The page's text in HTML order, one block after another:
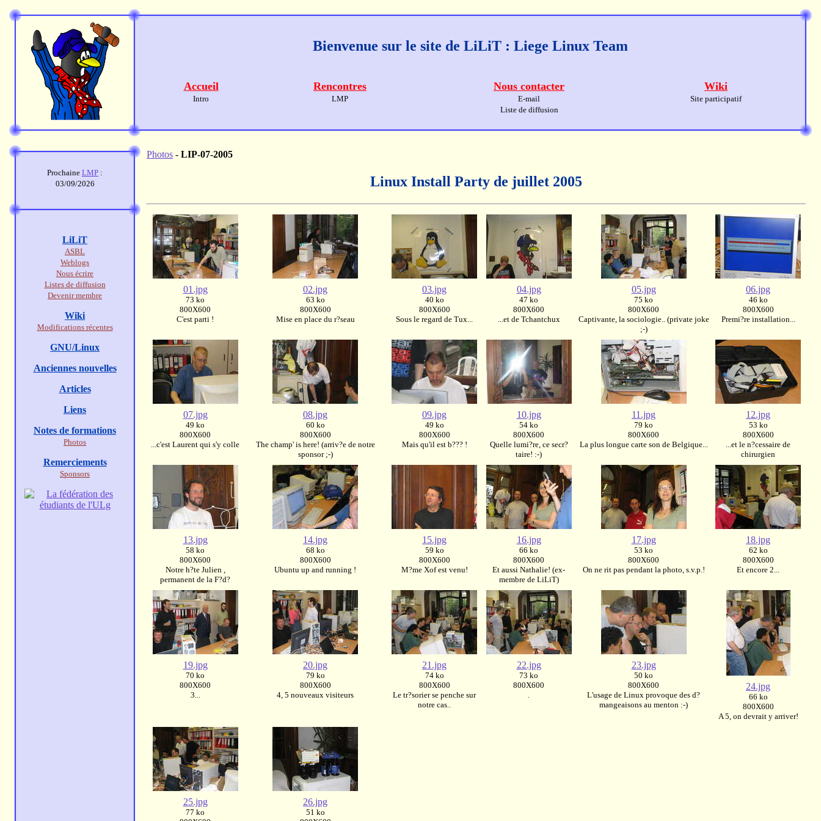
Bienvenue sur le site de LiLiT : Liege Linux Team
Accueil
Intro
Rencontres
LMP
Nous contacter
E-mail
Liste de diffusion
Wiki
Site participatif
Photos - LIP-07-2005
Linux Install Party de juillet 2005
01.jpg
73 ko
800X600
C'est parti !
02.jpg
63 ko
800X600
Mise en place du r?seau
03.jpg
40 ko
800X600
Sous le regard de Tux...
04.jpg
47 ko
800X600
...et de Tchantchux
05.jpg
75 ko
800X600
Captivante, la sociologie.. (private joke
;-)
06.jpg
46 ko
800X600
Premi?re installation...
07.jpg
49 ko
800X600
...c'est Laurent qui s'y colle
08.jpg
60 ko
800X600
The champ' is here! (arriv?e de notre
sponsor ;-)
09.jpg
49 ko
800X600
Mais qu'il est b??? !
10.jpg
54 ko
800X600
Quelle lumi?re, ce secr?
taire! :-)
11.jpg
79 ko
800X600
La plus longue carte son de Belgique...
12.jpg
53 ko
800X600
...et le n?cessaire de
chirurgien
13.jpg
58 ko
800X600
Notre h?te Julien ,
permanent de la F?d?
14.jpg
68 ko
800X600
Ubuntu up and running !
15.jpg
59 ko
800X600
M?me Xof est venu!
16.jpg
66 ko
800X600
Et aussi Nathalie! (ex-
membre de LiLiT)
17.jpg
53 ko
800X600
On ne rit pas pendant la photo, s.v.p.!
18.jpg
62 ko
800X600
Et encore 2...
19.jpg
70 ko
800X600
3...
20.jpg
79 ko
800X600
4, 5 nouveaux visiteurs
21.jpg
74 ko
800X600
Le tr?sorier se penche sur
notre cas..
22.jpg
73 ko
800X600
.
23.jpg
50 ko
800X600
L'usage de Linux provoque des d?
mangeaisons au menton :-)
24.jpg
66 ko
800X600
A 5, on devrait y arriver!
25.jpg
77 ko
26.jpg
51 ko
Prochaine LMP :
03/09/2026
LiLiT
ASBL
Weblogs
Nous écrire
Listes de diffusion
Devenir membre
Wiki
Modifications récentes
GNU/Linux
Anciennes nouvelles
Articles
Liens
Notes de formations
Photos
Remerciements
Sponsors